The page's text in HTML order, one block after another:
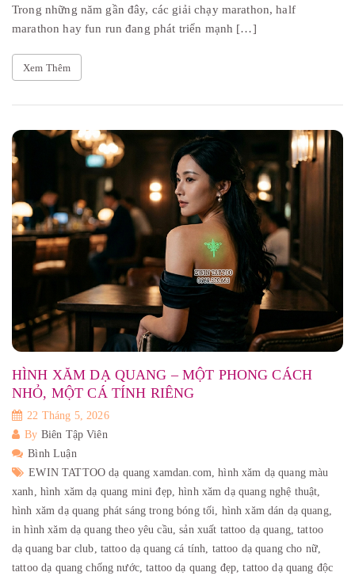
Trong những năm gần đây, các giải chạy marathon, half
marathon hay fun run đang phát triển mạnh […]
Xem Thêm
HÌNH XĂM DẠ QUANG – MỘT PHONG CÁCH
NHỎ, MỘT CÁ TÍNH RIÊNG
22 Tháng 5, 2026
By Biên Tập Viên
Bình Luận
EWIN TATTOO dạ quang xamdan.com,hình xăm dạ quang màu
xanh, hình xăm dạ quang mini đẹp,hình xăm dạ quang nghệ thuật,
hình xăm dạ quang phát sáng trong bóng tối, hình xăm dán dạ quang,
in hình xăm dạ quang theo yêu cầu,sản xuất tattoo dạ quang,tattoo
dạ quang bar club, tattoo dạ quang cá tính, tattoo dạ quang cho nữ,
tattoo dạ quang chống nước,tattoo dạ quang đẹp,tattoo dạ quang độc